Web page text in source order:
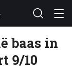
baas in
9/10